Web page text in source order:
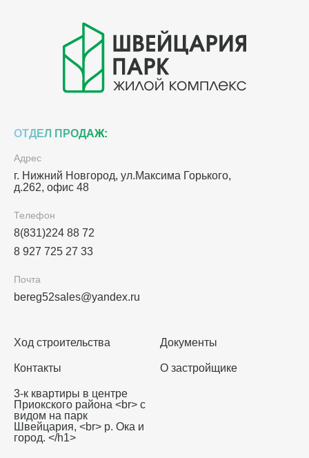
ОТДЕЛ ПРОДАЖ:
Адрес
г. Нижний Новгород, ул.Максима Горького,
д.262, офис 48
Телефон
8(831)224 88 72
8 927 725 27 33
Почта
bereg52sales@yandex.ru
Ход строительства Документы
Контакты О застройщике
3-к квартиры в центре
Приокского района <br> с
видом на парк
Швейцария, <br> р. Ока и
город. </h1>